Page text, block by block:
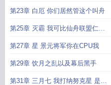
有血光之灾
第23章 白厄 你们居然管这个叫舟
第25章 灭霸 我可比仙舟联盟仁慈
多了
第27章 星 景元将军你在CPU我
第29章 饮月之乱以及幕后黑手
第31章 三月七 我打纳努克星 是我